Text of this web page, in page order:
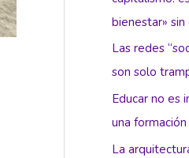
bienestar»
Las redes
son solo
Educar no es
una
La